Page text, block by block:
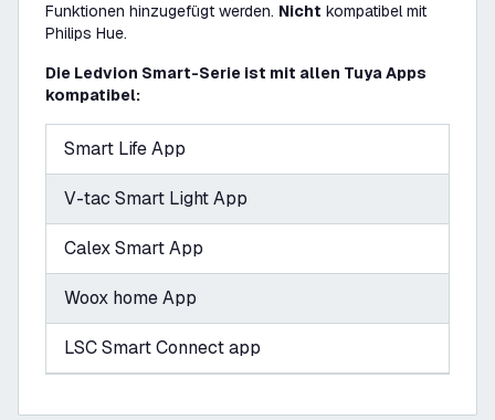
Funktionen hinzugefügt werden. Nicht kompatibel mit
Philips Hue.
Die Ledvion Smart-Serie ist mit allen Tuya Apps
kompatibel:
Smart Life App
V-tac Smart Light App
Calex Smart App
Woox home App
LSC Smart Connect app